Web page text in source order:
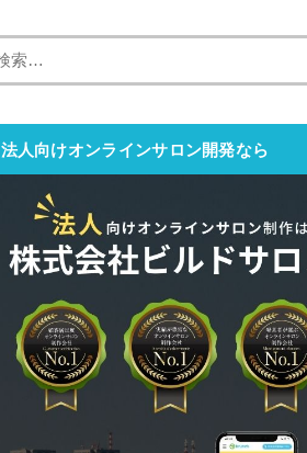
法人向けオンラインサロン開発なら